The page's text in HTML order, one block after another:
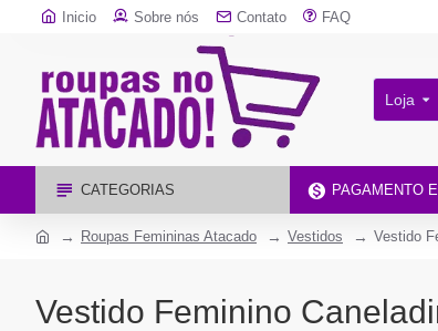
Inicio Sobre nós Contato FAQ
Loja
CATEGORIAS PAGAMENTO
Roupas Femininas Atacado Vestidos Vestido
Vestido Feminino